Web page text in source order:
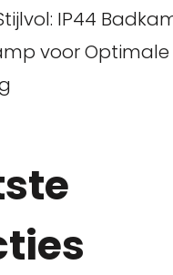
IP44
voor Optimale